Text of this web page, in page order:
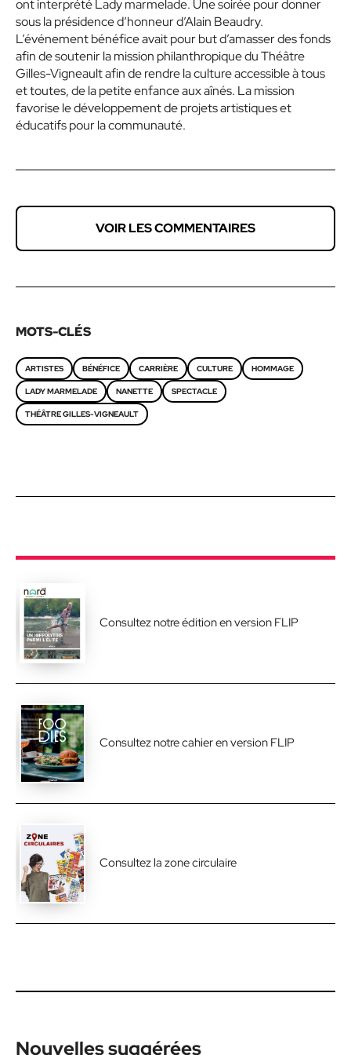
ont interprété Lady marmelade. Une soirée pour donner
sous la présidence d’honneur d’Alain Beaudry.
L’événement bénéfice avait pour but d’amasser des fonds
afin de soutenir la mission philanthropique du Théâtre
Gilles-Vigneault afin de rendre la culture accessible à tous
et toutes, de la petite enfance aux aînés. La mission
favorise le développement de projets artistiques et
éducatifs pour la communauté.
VOIR LES COMMENTAIRES
MOTS-CLÉS
ARTISTES BÉNÉFICE CARRIÈRE CULTURE HOMMAGE
LADY MARMELADE NANETTE SPECTACLE
THÉÂTRE GILLES-VIGNEAULT
Consultez notre édition en version FLIP
Consultez notre cahier en version FLIP
Consultez la zone circulaire
Nouvelles suggérées